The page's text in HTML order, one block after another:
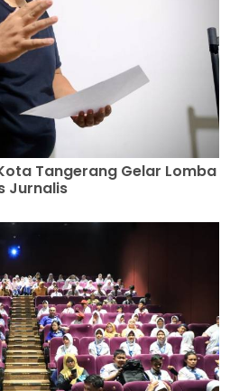
Tangerang Gelar Lomba
Jurnalis